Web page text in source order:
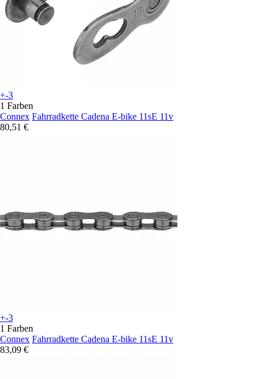
+-3
1 Farben
Connex Fahrradkette Cadena E-bike 11sE 11v
80,51 €
+-3
1 Farben
Connex Fahrradkette Cadena E-bike 11sE 11v
83,09 €